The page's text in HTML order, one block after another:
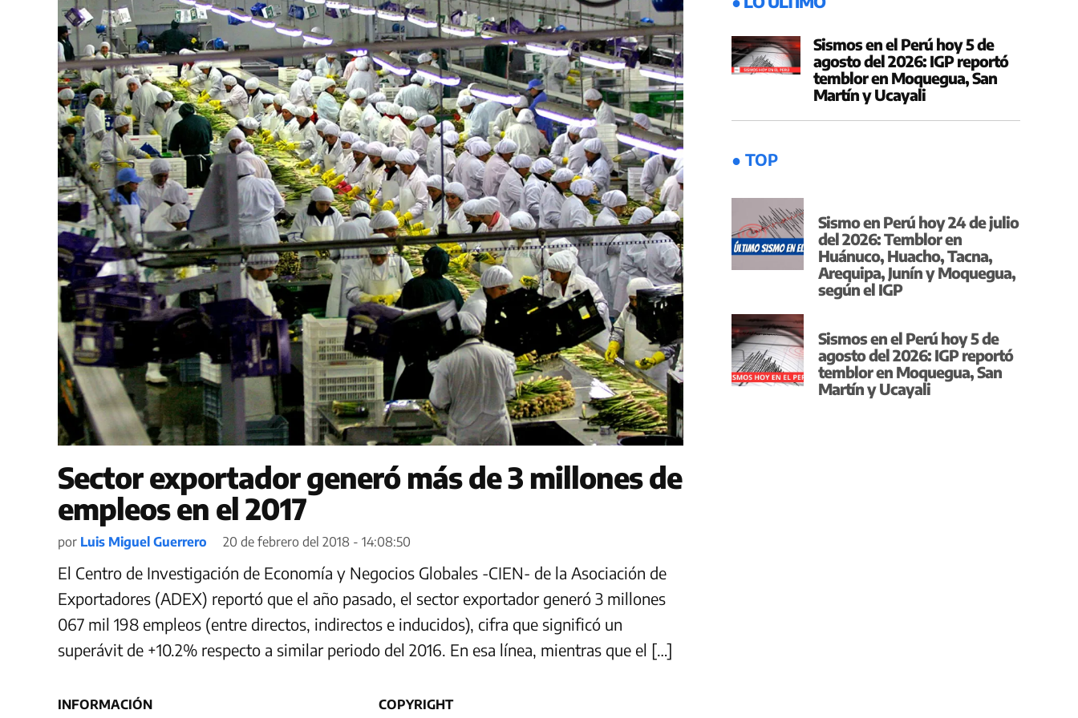
Sector exportador generó más de 3 millones de
empleos en el 2017
por Luis Miguel Guerrero 20 de febrero del 2018 - 14:08:50
El Centro de Investigación de Economía y Negocios Globales -CIEN- de la Asociación de
Exportadores (ADEX) reportó que el año pasado, el sector exportador generó 3 millones
067 mil 198 empleos (entre directos, indirectos e inducidos), cifra que significó un
superávit de +10.2% respecto a similar periodo del 2016. En esa línea, mientras que el […]
Sismos en el Perú hoy 5 de
agosto del 2026: IGP reportó
temblor en Moquegua, San
Martín y Ucayali
● TOP
Sismo en Perú hoy 24 de julio
del 2026: Temblor en
Huánuco, Huacho, Tacna,
Arequipa, Junín y Moquegua,
según el IGP
Sismos en el Perú hoy 5 de
agosto del 2026: IGP reportó
temblor en Moquegua, San
Martín y Ucayali
INFORMACIÓN COPYRIGHT